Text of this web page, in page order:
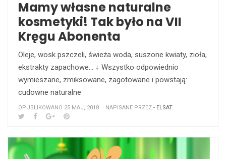
Mamy własne naturalne
kosmetyki! Tak było na VII
Kręgu Abonenta
Oleje, wosk pszczeli, świeża woda, suszone kwiaty, zioła,
ekstrakty zapachowe... ↓ Wszystko odpowiednio
wymieszane, zmiksowane, zagotowane i powstają:
cudowne naturalne
OPUBLIKOWANO 25 MAJ, 2018 NAPISANE PRZEZ - ELSAT